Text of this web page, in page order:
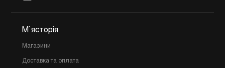
М`ясторія
Магазини
Доставка та оплата